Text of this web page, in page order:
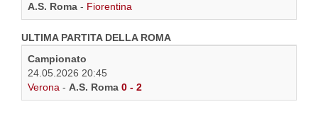
A.S. Roma - Fiorentina
ULTIMA PARTITA DELLA ROMA
Campionato
24.05.2026 20:45
Verona - A.S. Roma 0 - 2